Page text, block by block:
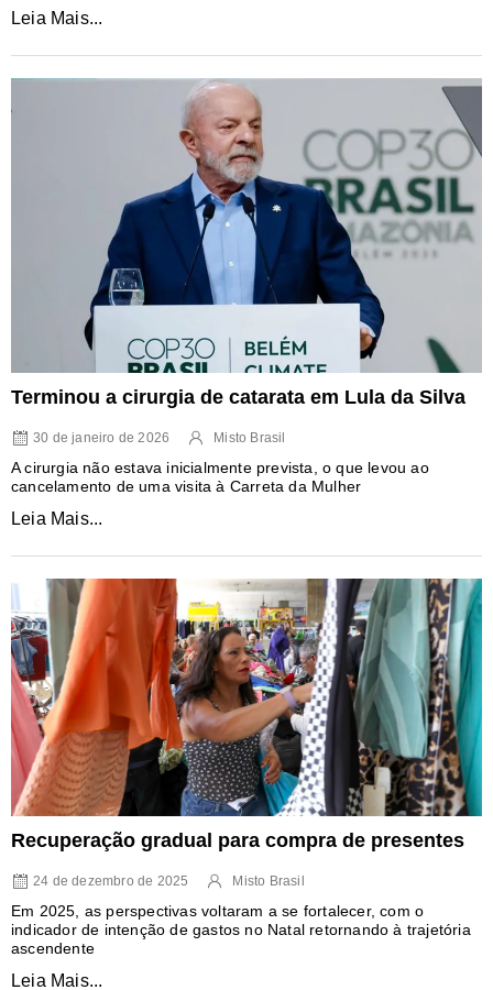
Leia Mais...
Terminou a cirurgia de catarata em Lula da Silva
30 de janeiro de 2026 Misto Brasil
A cirurgia não estava inicialmente prevista, o que levou ao
cancelamento de uma visita à Carreta da Mulher
Leia Mais...
Recuperação gradual para compra de presentes
24 de dezembro de 2025 Misto Brasil
Em 2025, as perspectivas voltaram a se fortalecer, com o
indicador de intenção de gastos no Natal retornando à trajetória
ascendente
Leia Mais...